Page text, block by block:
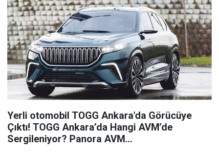
Yerli otomobil TOGG Ankara'da Görücüye
Çıktı! TOGG Ankara’da Hangi AVM’de
Sergileniyor? Panora AVM…